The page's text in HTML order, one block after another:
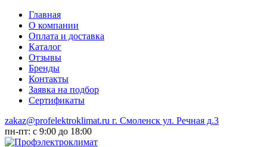
Главная
О компании
Оплата и доставка
Каталог
Отзывы
Бренды
Контакты
Заявка на подбор
Сертификаты
zakaz@profelektroklimat.ru г. Смоленск ул. Речная д.3
пн-пт: с 9:00 до 18:00